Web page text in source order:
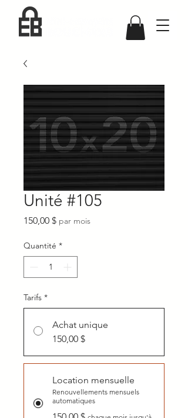
Unité #105
150,00 $Prix
par mois
Quantité *
Tarifs *
Achat unique
150,00 $
Location mensuelle
Renouvellements mensuels
automatiques